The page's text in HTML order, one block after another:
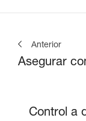
Anterior
Asegurar
Control a